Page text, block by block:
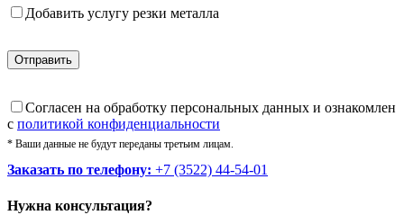
Добавить услугу резки металла
Cогласен на обработку персональных данных и ознакомлен
с политикой конфиденциальности
* Ваши данные не будут переданы третьим лицам.
Заказать по телефону: +7 (3522) 44-54-01
Нужна консультация?